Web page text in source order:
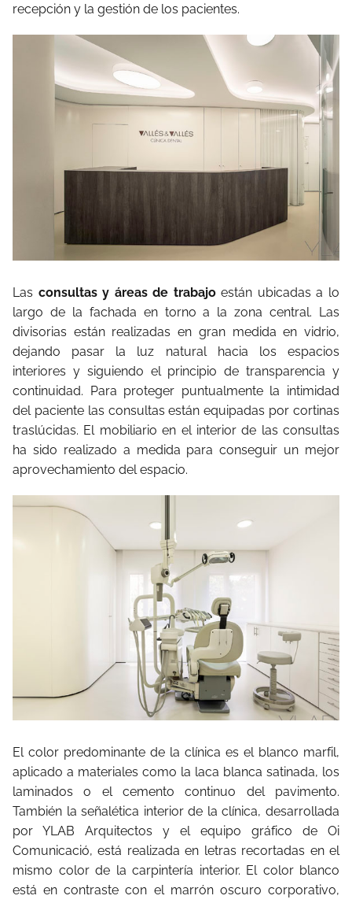
recepción y la gestión de los pacientes.
Las consultas y áreas de trabajoestán ubicadas a lo
largo de la fachada en torno a la zona central. Las
divisorias están realizadas en gran medida en vidrio,
dejando pasar la luz natural hacia los espacios
interiores y siguiendo el principio de transparencia y
continuidad. Para proteger puntualmente la intimidad
del paciente las consultas están equipadas por cortinas
traslúcidas. El mobiliario en el interior de las consultas
ha sido realizado a medida para conseguir un mejor
aprovechamiento del espacio.
El color predominante de la clínica es el blanco marfil,
aplicado a materiales como la laca blanca satinada, los
laminados o el cemento continuo del pavimento.
También la señalética interior de la clínica, desarrollada
por YLAB Arquitectos y el equipo gráfico de Oi
Comunicació, está realizada en letras recortadas en el
mismo color de la carpintería interior. El color blanco
está en contraste con el marrón oscuro corporativo,